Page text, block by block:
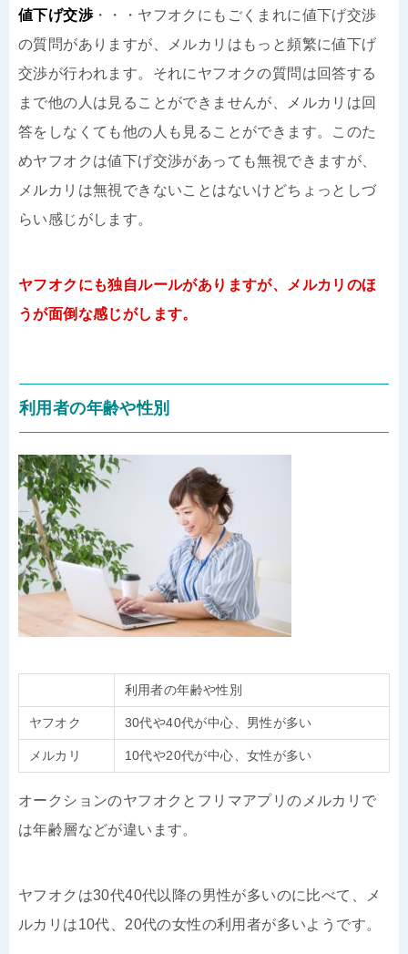
値下げ交渉・・・ヤフオクにもごくまれに値下げ交渉
の質問がありますが、メルカリはもっと頻繁に値下げ
交渉が行われます。それにヤフオクの質問は回答する
まで他の人は見ることができませんが、メルカリは回
答をしなくても他の人も見ることができます。このた
めヤフオクは値下げ交渉があっても無視できますが、
メルカリは無視できないことはないけどちょっとしづ
らい感じがします。
ヤフオクにも独自ルールがありますが、メルカリのほ
うが面倒な感じがします。
利用者の年齢や性別
利用者の年齢や性別
ヤフオク 30代や40代が中心、男性が多い
メルカリ 10代や20代が中心、女性が多い
オークションのヤフオクとフリマアプリのメルカリで
は年齢層などが違います。
ヤフオクは30代40代以降の男性が多いのに比べて、メ
ルカリは10代、20代の女性の利用者が多いようです。